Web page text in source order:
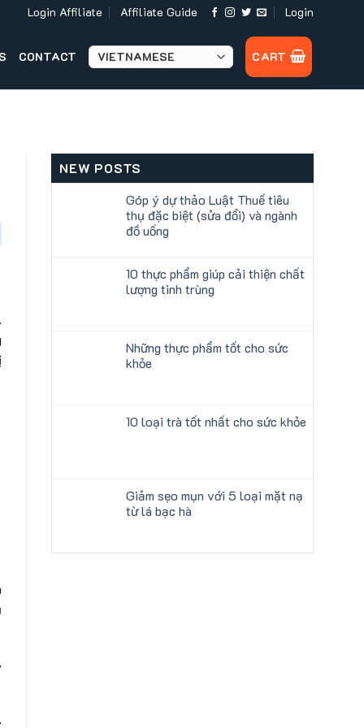
Login Affiliate Affiliate Guide Login
CONTACT CART
NEW POSTS
Góp ý dự thảo Luật Thuế tiêu
thụ đặc biệt (sửa đổi) và ngành
đồ uống
10 thực phẩm giúp cải thiện chất
lượng tinh trùng
Những thực phẩm tốt cho sức
khỏe
10 loại trà tốt nhất cho sức khỏe
Giảm sẹo mụn với 5 loại mặt nạ
từ lá bạc hà